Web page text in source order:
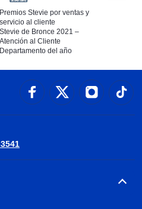
Premios Stevie por ventas y
servicio al cliente
Stevie de Bronce 2021 –
Atención al Cliente
Departamento del año